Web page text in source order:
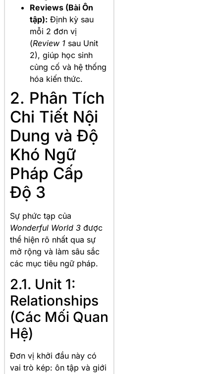
Reviews (Bài Ôn
tập): Định kỳ sau
mỗi 2 đơn vị
(Review 1 sau Unit
2), giúp học sinh
củng cố và hệ thống
hóa kiến thức.
2. Phân Tích
Chi Tiết Nội
Dung và Độ
Khó Ngữ
Pháp Cấp
Độ 3
Sự phức tạp của
Wonderful World 3 được
thể hiện rõ nhất qua sự
mở rộng và làm sâu sắc
các mục tiêu ngữ pháp.
2.1. Unit 1:
Relationships
(Các Mối Quan
Hệ)
Đơn vị khởi đầu này có
vai trò kép: ôn tập và giới